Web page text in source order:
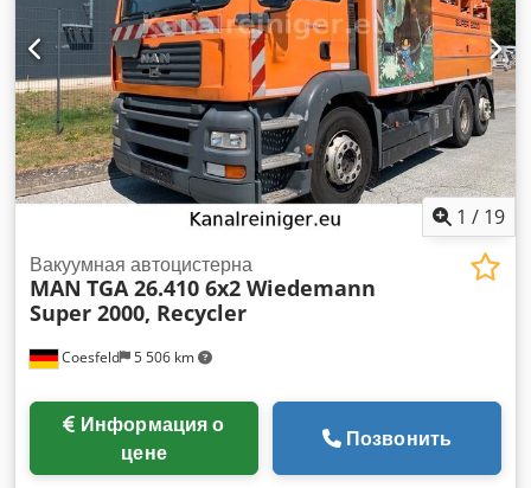
1 / 19
Coesfeld 5 506 km
Вакуумная автоцистерна
MAN TGA 26.410 6x2 Wiedemann
Super 2000, Recycler
цене
Позвонить